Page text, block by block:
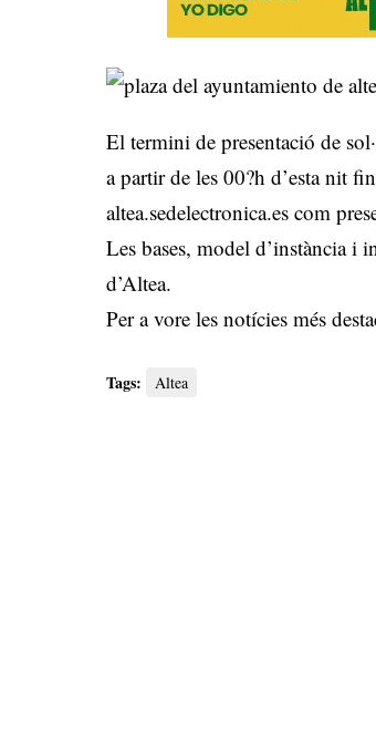
El termini de presentació de
a partir de les 00?h d’esta nit
altea.sedelectronica.es com
Les bases, model d’instància i
d’Altea.
Per a vore les notícies més
Tags: Altea